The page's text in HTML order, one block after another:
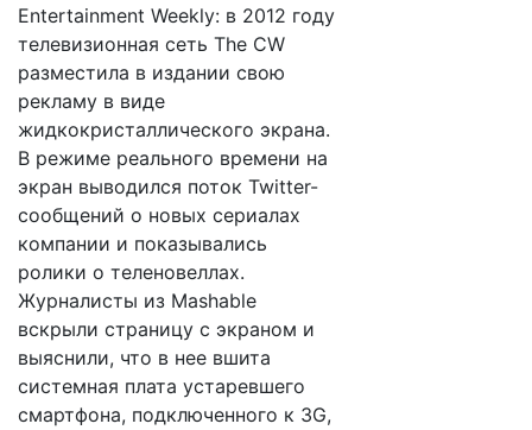
Entertainment Weekly: в 2012 году
телевизионная сеть The CW
разместила в издании свою
рекламу в виде
жидкокристаллического экрана.
В режиме реального времени на
экран выводился поток Twitter-
сообщений о новых сериалах
компании и показывались
ролики о теленовеллах.
Журналисты из Mashable
вскрыли страницу с экраном и
выяснили, что в нее вшита
системная плата устаревшего
смартфона, подключенного к 3G,